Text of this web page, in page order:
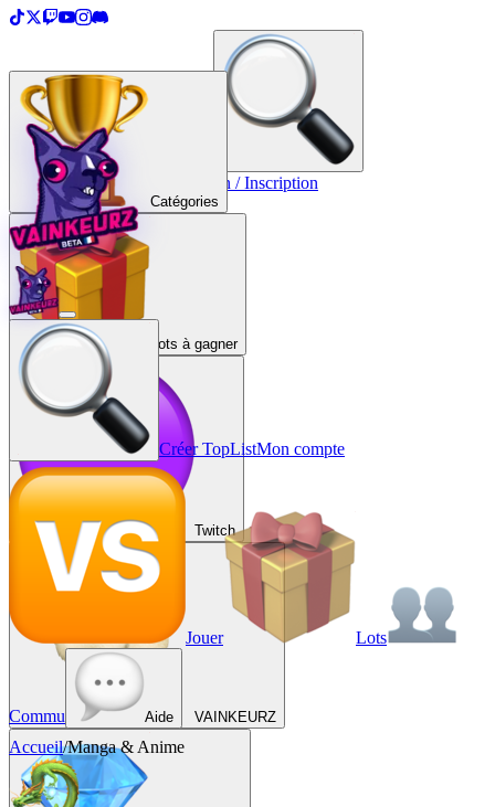
Créer une TopList Connexion / Inscription
Catégories
Lots à gagner
Twitch
VAINKEURZ
Créer TopListMon compte
Jouer Lots
Commu Aide
Accueil/Manga & Anime